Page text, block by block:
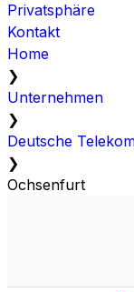
Privatsphäre
Kontakt
Home
❯
Unternehmen
❯
Deutsche
❯
Ochsenfurt